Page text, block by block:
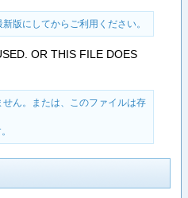
版にしてからご利用ください。
OR THIS FILE DOES